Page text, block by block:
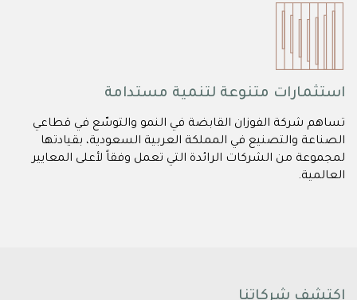
استثمارات متنوعة لتنمية مستدامة
تساهم شركة الفوزان القابضة في النمو والتوسّع في قطاعي
الصناعة والتصنيع في المملكة العربية السعودية، بقيادتها
لمجموعة من الشركات الرائدة التي تعمل وفقاً لأعلى المعايير
العالمية.
اكتشف شركاتنا